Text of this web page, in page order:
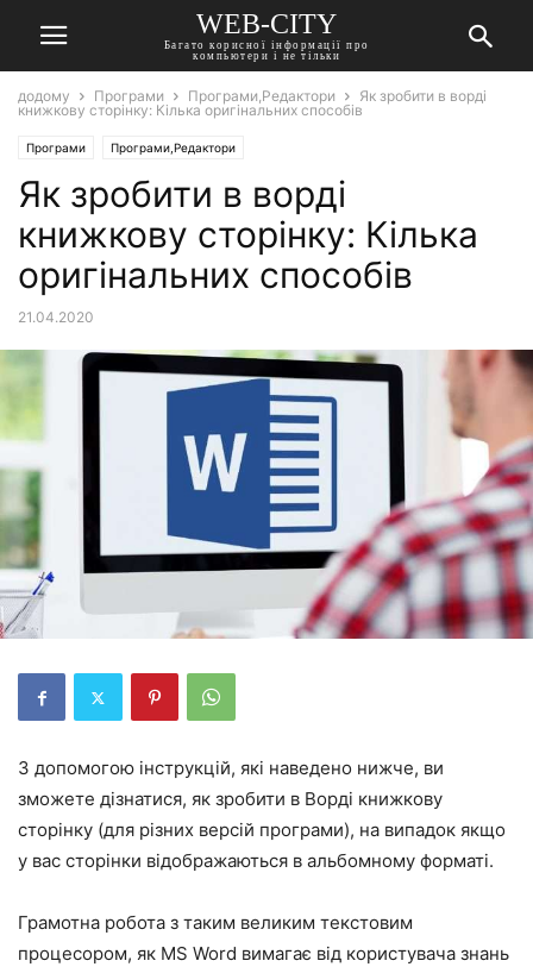
WEB-CITY
Багато корисної інформації про
компьютери і не тільки
додому Програми Програми,Редактори
Як зробити в ворді
книжкову сторінку: Кілька оригінальних способів
Програми Програми,Редактори
Як зробити в ворді
книжкову сторінку: Кілька
оригінальних способів
21.04.2020
З допомогою інструкцій, які наведено нижче, ви
зможете дізнатися, як зробити в Ворді книжкову
сторінку (для різних версій програми), на випадок якщо
у вас сторінки відображаються в альбомному форматі.
Грамотна робота з таким великим текстовим
процесором, як MS Word вимагає від користувача знань